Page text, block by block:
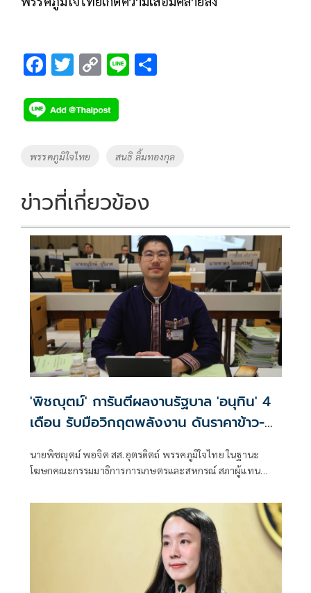
F
e
b
o
k
T
tt
er
C
p
y
Li
k
Li
Tags
พรรคภูมิใจไทย สนธิ ลิ้มทองกุล
ข่าวที่เกี่ยวข้อง
'พิชญุตม์' การันตีผลงานรัฐบาล 'อนุทิน' 4
เดือน รับมือวิกฤตพลังงาน ดันราคาข้าว-
ช่วยลดต้นทุน-ขยายตลาดโลก
นายพิชญุตม์ พอจิต สส.อุตรดิตถ์ พรรคภูมิใจไทย ในฐานะ
โฆษกคณะกรรมมาธิการการเกษตรและสหกรณ์ สภาผู้แทน
รัฐบาลภายใต้การนำของนายอนุทิน ชาญวีรกูล นายกรัฐมนตรี
เข้าบริหารประเทศ 4 เดือน สามารถรับมือกับวิกฤตพลังงาน
และสงครามตะวันออกกลางได้ดี ส่งผลให้ราคาสินค้าเกษตร